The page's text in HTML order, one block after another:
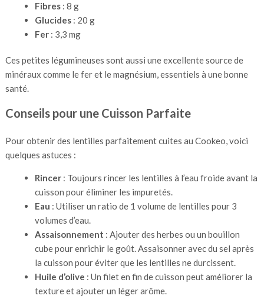
Fibres: 8 g
Glucides: 20 g
Fer: 3,3 mg
Ces petites légumineuses sont aussi une excellente source de
minéraux comme le fer et le magnésium, essentiels à une bonne
santé.
Conseils pour une Cuisson Parfaite
Pour obtenir des lentilles parfaitement cuites au Cookeo, voici
quelques astuces :
Rincer: Toujours rincer les lentilles à l’eau froide avant la
cuisson pour éliminer les impuretés.
Eau : Utiliser un ratio de 1 volume de lentilles pour 3
volumes d’eau.
Assaisonnement : Ajouter des herbes ou un bouillon
cube pour enrichir le goût. Assaisonner avec du sel après
la cuisson pour éviter que les lentilles ne durcissent.
Huile d’olive : Un filet en fin de cuisson peut améliorer la
texture et ajouter un léger arôme.